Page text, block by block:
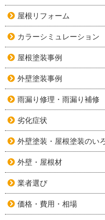
屋根リフォーム
カラーシミュレーション
屋根塗装事例
外壁塗装事例
雨漏り修理・雨漏り補修
劣化症状
外壁塗装・屋根塗装のい
外壁・屋根材
業者選び
価格・費用・相場